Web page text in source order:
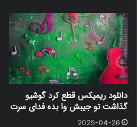
دانلود ریمیکس قطع کرد گوشیو
گذاشت تو جیبش وا بده فدای سرت
2025-04-26